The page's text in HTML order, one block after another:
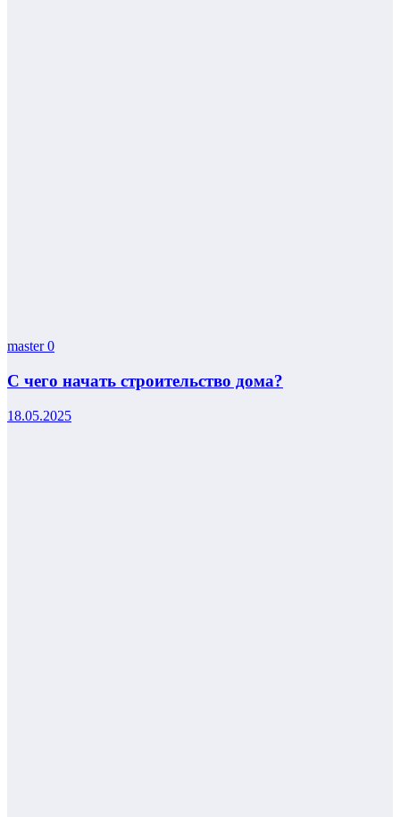
master0
С чего начать строительство дома?
18.05.2025